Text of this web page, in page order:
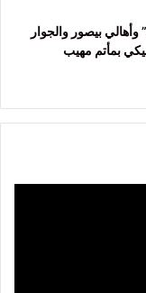
بيصور والجوار
بمأتم مهيب